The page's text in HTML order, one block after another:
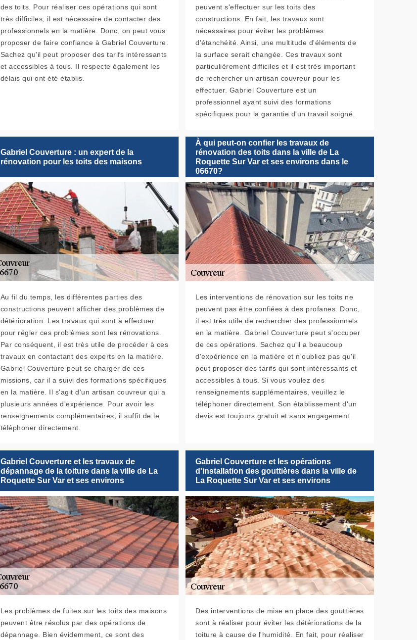
des toits. Pour réaliser ces opérations qui sont
très difficiles, il est nécessaire de contacter des
professionnels en la matière. Donc, on peut vous
proposer de faire confiance à Gabriel Couverture.
Sachez qu'il peut proposer des tarifs intéressants
et accessibles à tous. Il respecte également les
délais qui ont été établis.
peuvent s'effectuer sur les toits des
constructions. En fait, les travaux sont
nécessaires pour éviter les problèmes
d'étanchéité. Ainsi, une multitude d'éléments de
la surface serait changée. Ces travaux sont
particulièrement difficiles et il est très important
de rechercher un artisan couvreur pour les
effectuer. Gabriel Couverture est un
professionnel ayant suivi des formations
spécifiques pour la garantie d'un travail soigné.
Gabriel Couverture : un expert de la
rénovation pour les toits des maisons
Au fil du temps, les différentes parties des
constructions peuvent afficher des problèmes de
détérioration. Les travaux qui sont à effectuer
pour régler ces problèmes sont les rénovations.
Par conséquent, il est très utile de procéder à ces
travaux en contactant des experts en la matière.
Gabriel Couverture peut se charger de ces
missions, car il a suivi des formations spécifiques
en la matière. Il s'agit d'un artisan couvreur qui a
plusieurs années d'expérience. Pour avoir les
renseignements complémentaires, il suffit de le
téléphoner directement.
À qui peut-on confier les travaux de
rénovation des toits dans la ville de La
Roquette Sur Var et ses environs dans le
06670?
Les interventions de rénovation sur les toits ne
peuvent pas être confiées à des profanes. Donc,
il est très utile de rechercher des professionnels
en la matière. Gabriel Couverture peut s'occuper
de ces opérations. Sachez qu'il a beaucoup
d'expérience en la matière et n'oubliez pas qu'il
peut proposer des tarifs qui sont intéressants et
accessibles à tous. Si vous voulez des
renseignements supplémentaires, veuillez le
téléphoner directement. Son établissement d'un
devis est toujours gratuit et sans engagement.
Gabriel Couverture et les travaux de
dépannage de la toiture dans la ville de La
Roquette Sur Var et ses environs
Les problèmes de fuites sur les toits des maisons
peuvent être résolus par des opérations de
dépannage. Bien évidemment, ce sont des
Gabriel Couverture et les opérations
d'installation des gouttières dans la ville de
La Roquette Sur Var et ses environs
Des interventions de mise en place des gouttières
sont à réaliser pour éviter les détériorations de la
toiture à cause de l'humidité. En fait, pour réaliser